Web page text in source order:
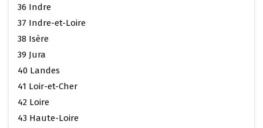
36 Indre
37 Indre-et-Loire
38 Isère
39 Jura
40 Landes
41 Loir-et-Cher
42 Loire
43 Haute-Loire